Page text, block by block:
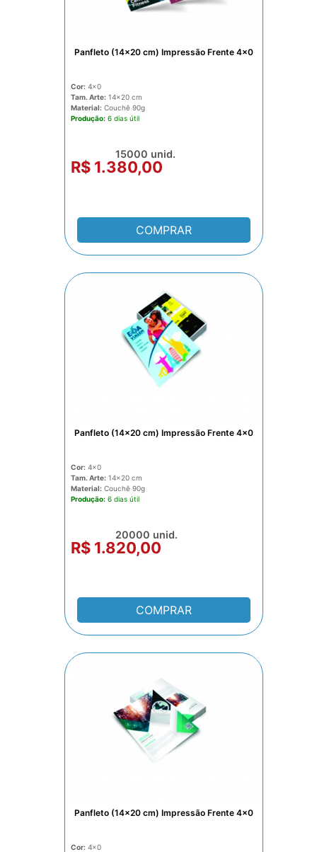
Panfleto (14x20 cm) Impressão Frente 4x0
Cor: 4x0
Tam. Arte: 14x20
Material: Couchê 90g
Produção: 6 dias
R$ 1.380,00
15000 unid.
COMPRAR
Panfleto (14x20 cm) Impressão Frente 4x0
Cor: 4x0
Tam. Arte: 14x20
Material: Couchê 90g
Produção: 6 dias
R$ 1.820,00
20000 unid.
COMPRAR
Panfleto (14x20 cm) Impressão Frente 4x0
Cor: 4x0